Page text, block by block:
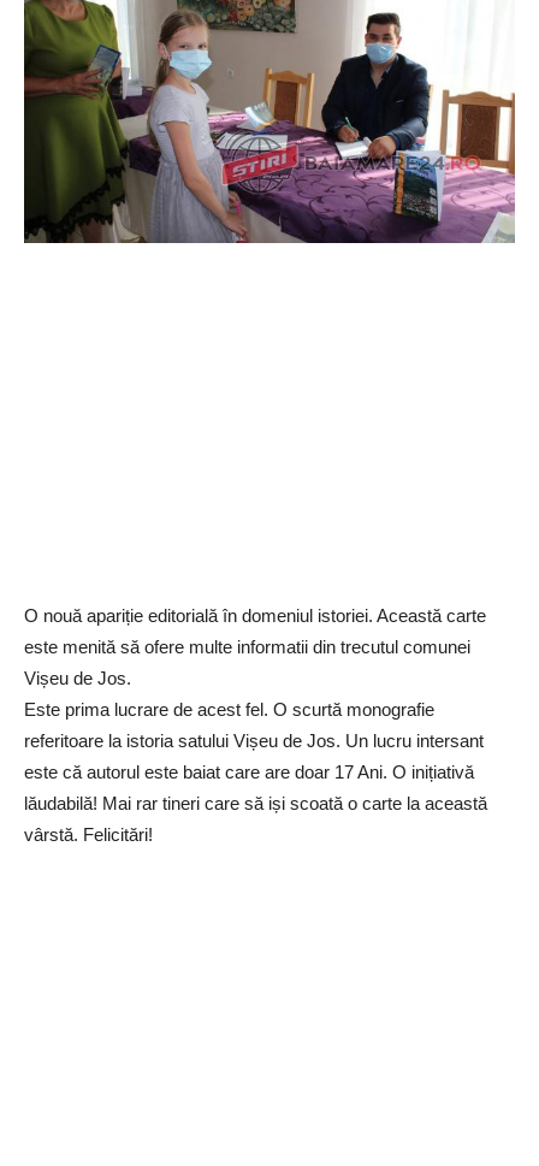
O nouă apariție editorială în domeniul istoriei. Această carte
este menită să ofere multe informatii din trecutul comunei
Vișeu de Jos.
Este prima lucrare de acest fel. O scurtă monografie
referitoare la istoria satului Vișeu de Jos. Un lucru intersant
este că autorul este baiat care are doar 17 Ani. O inițiativă
lăudabilă! Mai rar tineri care să iși scoată o carte la această
vârstă. Felicitări!